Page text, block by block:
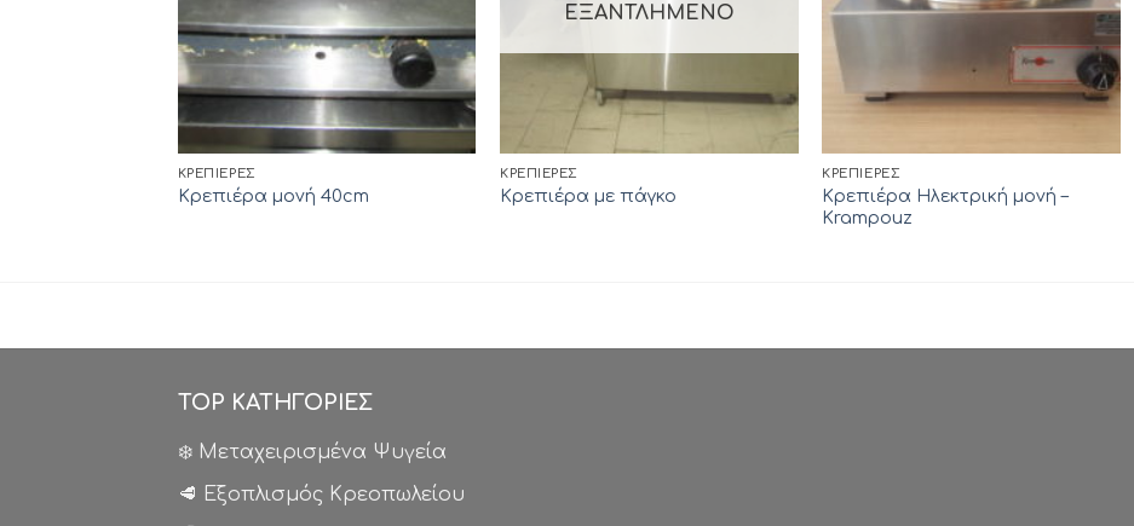
ΚΡΕΠΙΈΡΕΣ
Κρεπιέρα μονή 40cm
ΕΞΑΝΤΛΗΜΈΝΟ
ΚΡΕΠΙΈΡΕΣ
Κρεπιέρα με πάγκο
ΚΡΕΠΙΈΡΕΣ
Κρεπιέρα Ηλεκτρική μονή –
Krampouz
TOP ΚΑΤΗΓΟΡΙΕΣ
❄️ Μεταχειρισμένα Ψυγεία
🥩 Εξοπλισμός Κρεοπωλείου